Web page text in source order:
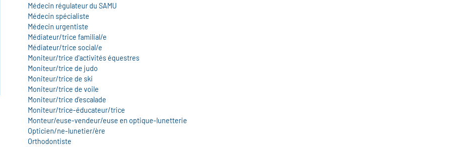
Médecin régulateur du SAMU
Médecin spécialiste
Médecin urgentiste
Médiateur/trice familial/e
Médiateur/trice social/e
Moniteur/trice d'activités équestres
Moniteur/trice de judo
Moniteur/trice de ski
Moniteur/trice de voile
Moniteur/trice d'escalade
Moniteur/trice-éducateur/trice
Monteur/euse-vendeur/euse en optique-lunetterie
Opticien/ne-lunetier/ère
Orthodontiste